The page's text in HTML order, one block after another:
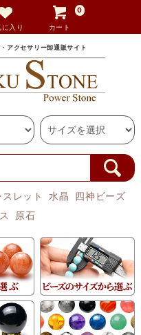
に入り カート
0
アクセサリー卸通販サイト
スレット 水晶
四神ビーズ
原石